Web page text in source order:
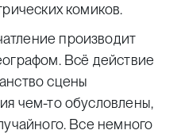
комиков.
производит
Всё действие
сцены
чем-то обусловлены,
Все немного